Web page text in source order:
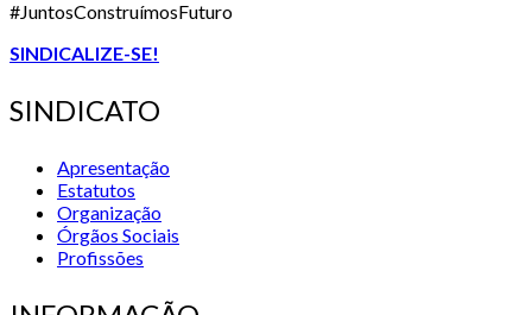
#JuntosConstruímosFuturo
SINDICALIZE-SE!
SINDICATO
Apresentação
Estatutos
Organização
Órgãos Sociais
Profissões